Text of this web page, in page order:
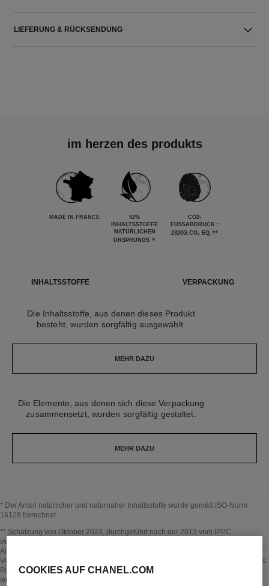
LIEFERUNG & RÜCKSENDUNG
im herzen des produkts
MADE IN FRANCE
92%
INHALTSSTOFFE
NATÜRLICHEN
URSPRUNGS *
CO2-
FUSSABDRUCK : 2
320G.CO₂ EQ. **
INHALTSSTOFFE VERPACKUNG
Die Inhaltsstoffe, aus denen dieses Produkt
besteht, wurden sorgfältig ausgewählt.
MEHR DAZU
Die Elemente, aus denen sich diese Verpackung
zusammensetzt, wurden sorgfältig gestaltet.
MEHR DAZU
* Der Anteil natürlicher und naturnaher Inhaltsstoffe wurde gemäß ISO-Norm
16128 berechnet.
Zurück zum Titel↩
** Schätzung von Oktober 2023, durchgeführt nach der 2013 vom IPPC
veröffentlichten Methode und in Einklang mit der ISO-Norm 14067. Umfang der
Analyse: Herstellung von kosmetischen Inhaltsstoffen und
Verpackungsbestandteilen, Produktion, Vertrieb, Produktverwendung (falls für das
Produkt relevant) und Ende der Lebensdauer der Verpackung. Die Methodik
wurde von Bureau Veritas überprüft.
COOKIES AUF CHANEL.COM